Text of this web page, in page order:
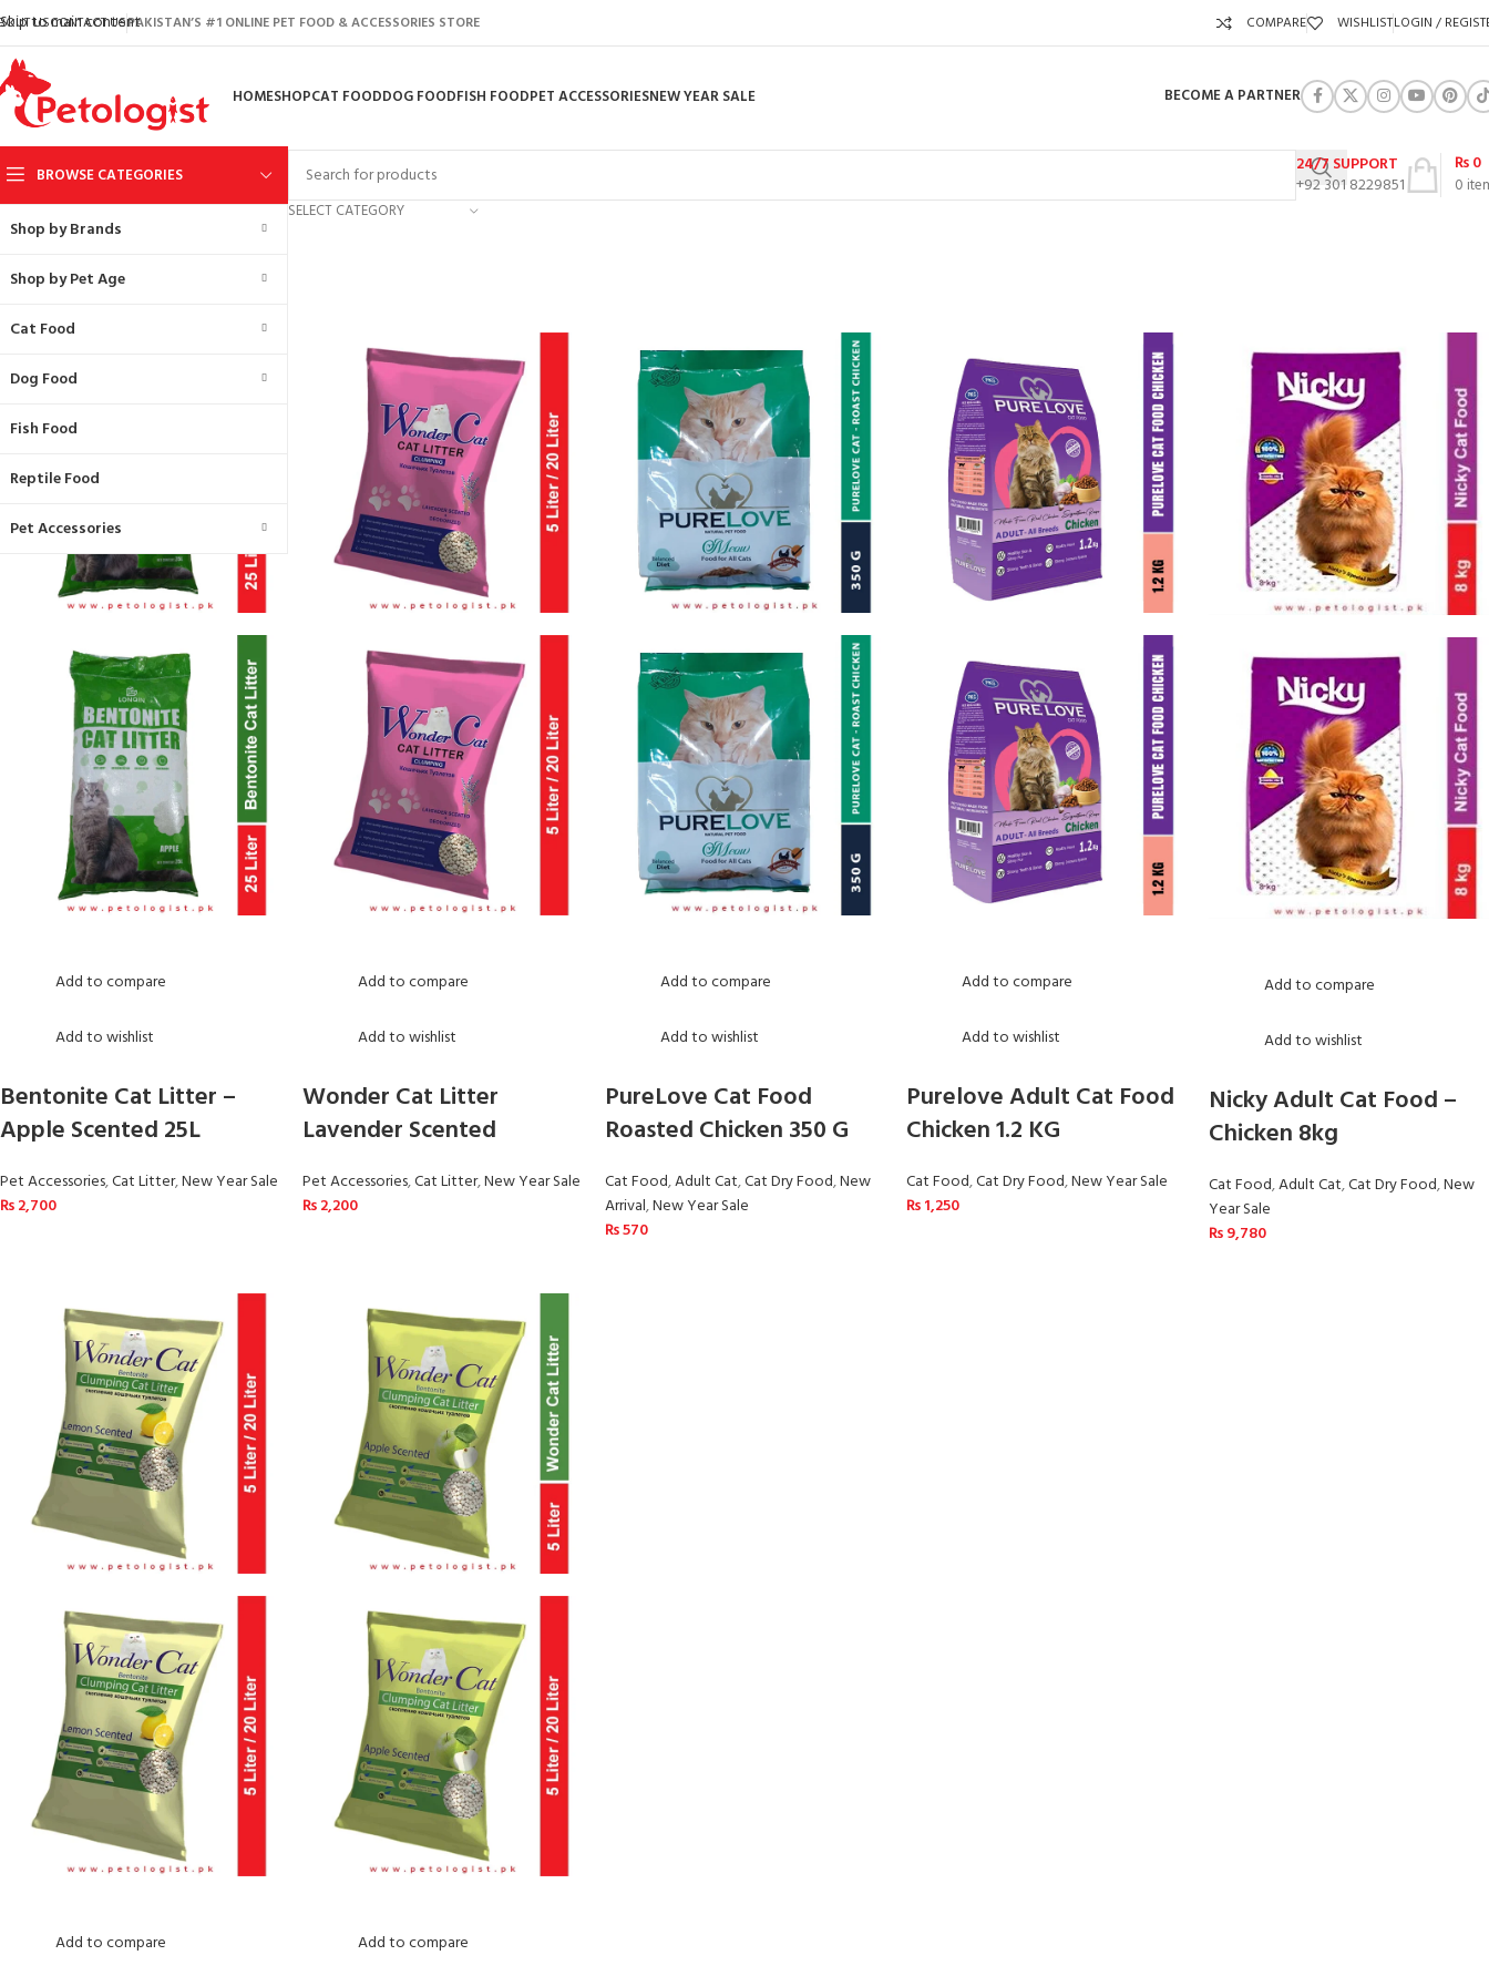
Skip to main content
USCONTACT USPAKISTAN’S #1 ONLINE PET FOOD & ACCESSORIES STORE COMPARE WISHLISTLOGIN /
HOMESHOPCAT FOODDOG FOODFISH FOODPET ACCESSORIESNEW YEAR SALE BECOME A PARTNER
BROWSE CATEGORIES
Shop by Brands
Shop by Pet Age
Cat Food
Dog Food
Fish Food
Reptile Food
Pet Accessories
SELECT CATEGORY
24/7 SUPPORT
+92 301 8229851
0
₨0
TOP FEATURED
Add to compare
Add to wishlist
Bentonite Cat Litter –
Apple Scented 25L
Pet Accessories,Cat Litter,New Year Sale
₨2,700
Add to compare
Add to wishlist
Wonder Cat Litter
Lavender Scented
Pet Accessories,Cat Litter,New Year Sale
₨2,200
Add to compare
Add to wishlist
PureLove Cat Food
Roasted Chicken 350 G
Cat Food,Adult Cat,Cat Dry Food,New
Arrival,New Year Sale
₨570
Add to compare
Add to wishlist
Purelove Adult Cat Food
Chicken 1.2 KG
Cat Food,Cat Dry Food,New Year Sale
₨1,250
Add to compare
Add to wishlist
Nicky Adult Cat Food –
Chicken 8kg
Cat Food,Adult Cat,Cat Dry Food,New
Year Sale
₨9,780
Add to compare Add to compare